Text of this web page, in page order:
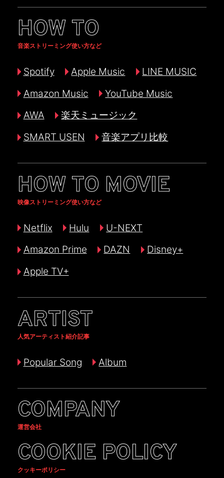
HOW TO
音楽ストリーミング使い方など
Spotify Apple Music
LINE MUSIC
Amazon Music
YouTube Music
AWA
楽天ミュージック
SMART USEN
音楽アプリ比較
HOW TO MOVIE
映像ストリーミング使い方など
Netflix Hulu
U-NEXT
Amazon Prime
DAZN
Disney+
Apple TV+
ARTIST
人気アーティスト紹介記事
Popular Song Album
COMPANY
運営会社
COOKIE POLICY
クッキーポリシー